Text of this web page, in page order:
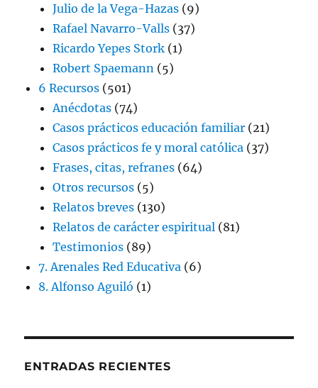
Julio de la Vega-Hazas (9)
Rafael Navarro-Valls (37)
Ricardo Yepes Stork (1)
Robert Spaemann (5)
6 Recursos (501)
Anécdotas (74)
Casos prácticos educación familiar (21)
Casos prácticos fe y moral católica (37)
Frases, citas, refranes (64)
Otros recursos (5)
Relatos breves (130)
Relatos de carácter espiritual (81)
Testimonios (89)
7. Arenales Red Educativa (6)
8. Alfonso Aguiló (1)
ENTRADAS RECIENTES